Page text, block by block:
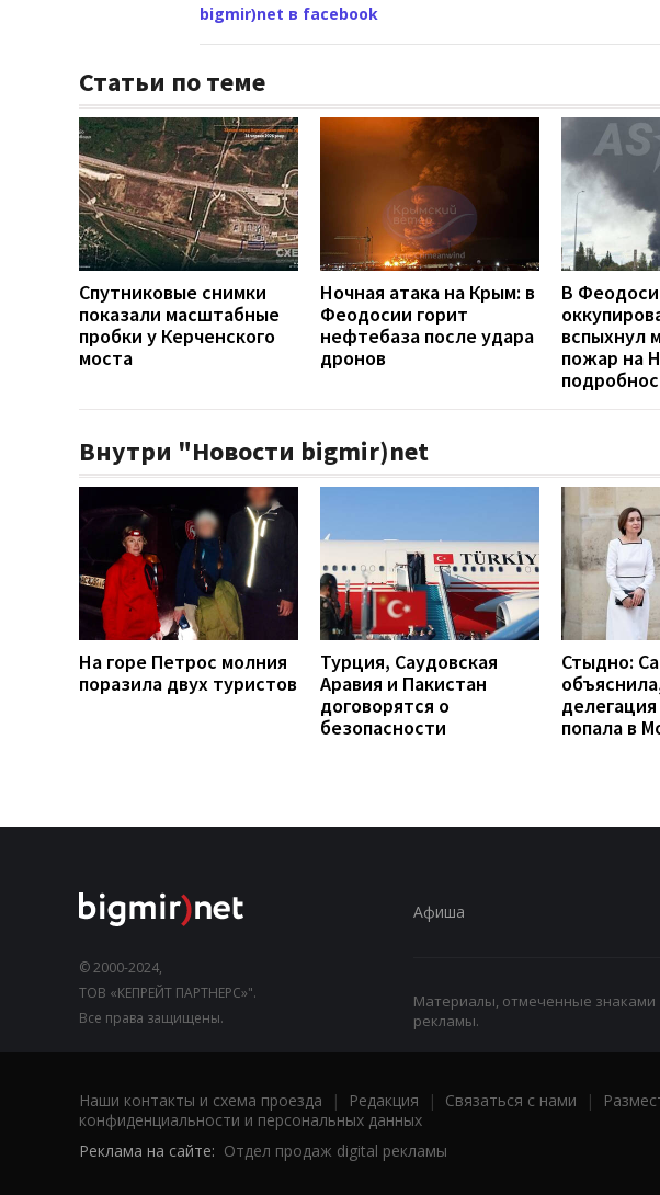
bigmir)net в facebook
Статьи по теме
Спутниковые снимки
показали масштабные
пробки у Керченского
моста
Ночная атака на Крым: в
Феодосии горит
нефтебаза после удара
дронов
В
вспыхнул
пожар на
Внутри "Новости bigmir)net
На горе Петрос молния
поразила двух туристов
Турция, Саудовская
Аравия и Пакистан
договорятся о
безопасности
Стыдно:
попала в
© 2000-2024,
ТОВ «КЕПРЕЙТ ПАРТНЕРС»".
Все права защищены.
Афиша
Материалы, отмеченные знаками
рекламы.
Наши контакты и схема проезда | Редакция | Связаться с нами |
конфиденциальности и персональных данных
Реклама на сайте: Отдел продаж digital рекламы